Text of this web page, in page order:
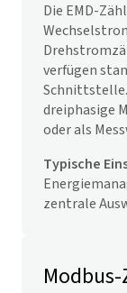
Die EMD-
verfügen
Schnittstelle.
dreiphasige
oder als
Typische
zentrale